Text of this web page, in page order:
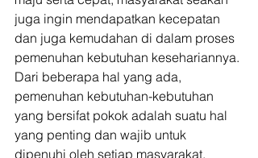
juga ingin mendapatkan kecepatan
dan juga kemudahan di dalam proses
pemenuhan kebutuhan kesehariannya.
Dari beberapa hal yang ada,
pemenuhan kebutuhan-kebutuhan
yang bersifat pokok adalah suatu hal
yang penting dan wajib untuk
dipenuhi oleh setiap masyarakat.